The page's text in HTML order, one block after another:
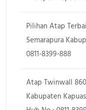
Pilihan Atap
Semarapura
0811-8399-888
Atap Twinwall
Kabupaten